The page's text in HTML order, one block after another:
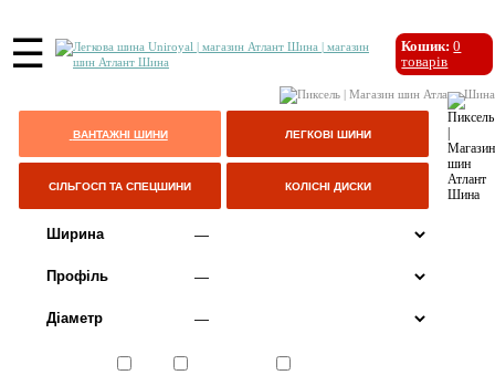
☰ Кошик: 0
товарів
ВАНТАЖНІ ШИНИ ЛЕГКОВІ ШИНИ
СІЛЬГОСП ТА СПЕЦШИНИ КОЛІСНІ ДИСКИ
Ширина
Профіль
Діаметр